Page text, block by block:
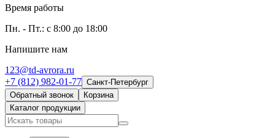
Время работы
Пн. - Пт.: с 8:00 до 18:00
Напишите нам
123@td-avrora.ru
+7 (812) 982-01-77 Санкт-Петербург
Обратный звонок
Корзина
Каталог продукции